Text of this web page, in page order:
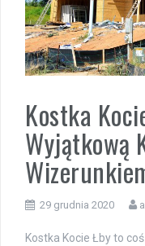
Kostka
Wyjątkową
29 grudnia 2020
Kostka Kocie Łby to